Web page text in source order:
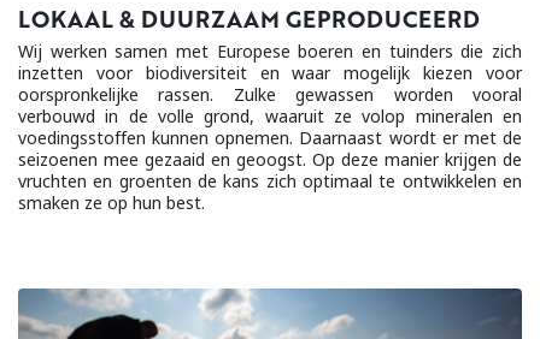
LOKAAL & DUURZAAM GEPRODUCEERD
Wij werken samen met Europese boeren en tuinders die zich
inzetten voor biodiversiteit en waar mogelijk kiezen voor
oorspronkelijke rassen. Zulke gewassen worden vooral
verbouwd in de volle grond, waaruit ze volop mineralen en
voedingsstoffen kunnen opnemen. Daarnaast wordt er met de
seizoenen mee gezaaid en geoogst. Op deze manier krijgen de
vruchten en groenten de kans zich optimaal te ontwikkelen en
smaken ze op hun best.